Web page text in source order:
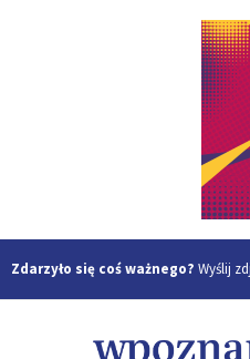
Zdarzyło się coś ważnego? Wyślij